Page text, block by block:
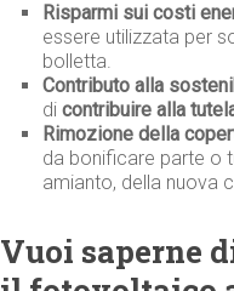
Risparmi sui costi
essere utilizzata per
bolletta.
Contributo alla
di contribuire alla
Rimozione della
da bonificare parte o
amianto, della nuova
Vuoi saperne